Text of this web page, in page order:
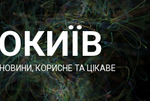
КОРИСНЕ ТА ЦІКАВЕ